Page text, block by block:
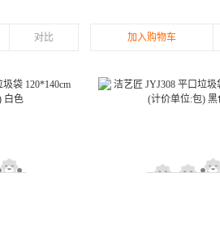
对比 加入购物车